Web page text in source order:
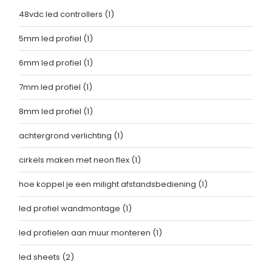
48vdc led controllers (1)
5mm led profiel (1)
6mm led profiel (1)
7mm led profiel (1)
8mm led profiel (1)
achtergrond verlichting (1)
cirkels maken met neon flex (1)
hoe koppel je een milight afstandsbediening (1)
led profiel wandmontage (1)
led profielen aan muur monteren (1)
led sheets (2)